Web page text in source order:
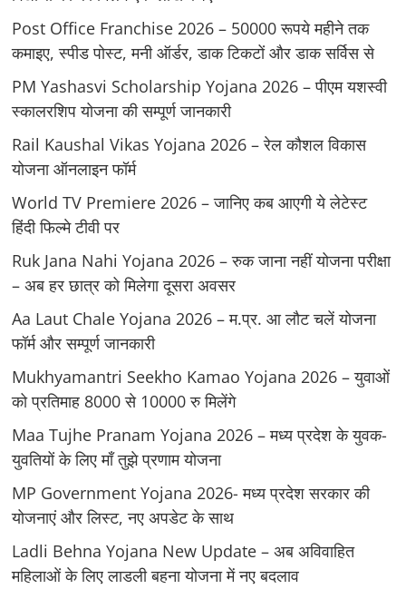
Post Office Franchise 2026 – 50000 रूपये महीने तक
कमाइए, स्पीड पोस्ट, मनी ऑर्डर, डाक टिकटों और डाक सर्विस से
PM Yashasvi Scholarship Yojana 2026 – पीएम यशस्वी
स्कालरशिप योजना की सम्पूर्ण जानकारी
Rail Kaushal Vikas Yojana 2026 – रेल कौशल विकास
योजना ऑनलाइन फॉर्म
World TV Premiere 2026 – जानिए कब आएगी ये लेटेस्ट
हिंदी फिल्मे टीवी पर
Ruk Jana Nahi Yojana 2026 – रुक जाना नहीं योजना परीक्षा
– अब हर छात्र को मिलेगा दूसरा अवसर
Aa Laut Chale Yojana 2026 – म.प्र. आ लौट चलें योजना
फॉर्म और सम्पूर्ण जानकारी
Mukhyamantri Seekho Kamao Yojana 2026 – युवाओं
को प्रतिमाह 8000 से 10000 रु मिलेंगे
Maa Tujhe Pranam Yojana 2026 – मध्य प्रदेश के युवक-
युवतियों के लिए मॉं तुझे प्रणाम योजना
MP Government Yojana 2026- मध्य प्रदेश सरकार की
योजनाएं और लिस्ट, नए अपडेट के साथ
Ladli Behna Yojana New Update – अब अविवाहित
महिलाओं के लिए लाडली बहना योजना में नए बदलाव